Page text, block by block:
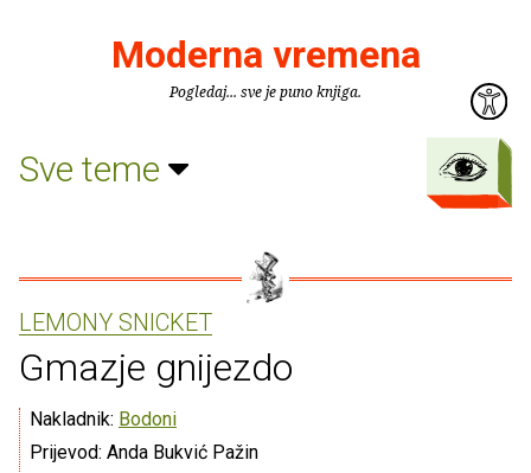
Moderna vremena
Pogledaj... sve je puno knjiga.
Sve teme
LEMONY SNICKET
Gmazje gnijezdo
Nakladnik: Bodoni
Prijevod: Anda Bukvić Pažin